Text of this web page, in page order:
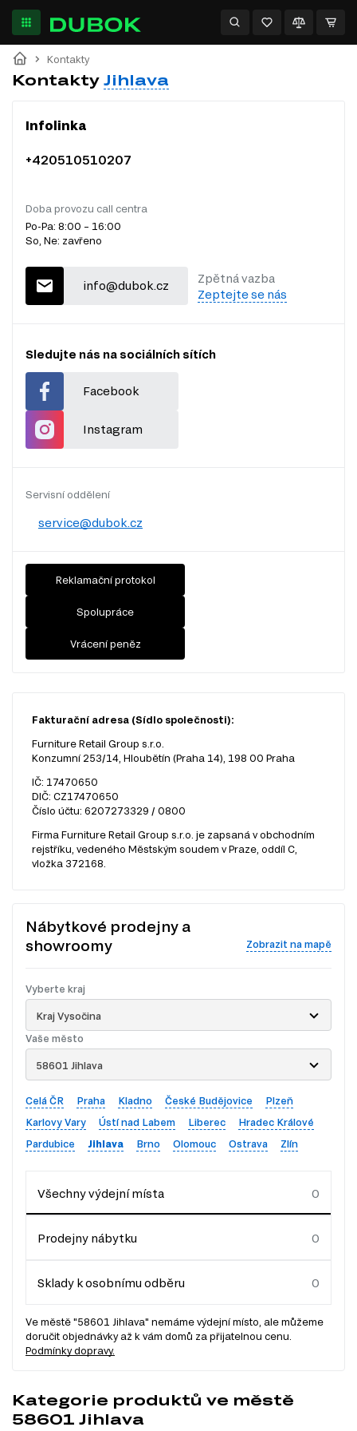
Kontakty
Kontakty Jihlava
Infolinka
+420510510207
Doba provozu call centra
Po-Pa: 8:00 – 16:00
So, Ne: zavřeno
info@dubok.cz
Zpětná vazba
Zeptejte se nás
Sledujte nás na sociálních sítích
Facebook
Instagram
Servisní oddělení
service@dubok.cz
Reklamační protokol
Spolupráce
Vrácení peněz
Fakturační adresa (Sídlo společnosti):
Furniture Retail Group s.r.o.
Konzumní 253/14, Hloubětín (Praha 14), 198 00 Praha
IČ: 17470650
DIČ: CZ17470650
Číslo účtu: 6207273329 / 0800
Firma Furniture Retail Group s.r.o. je zapsaná v obchodním
rejstříku, vedeného Městským soudem v Praze, oddíl C,
vložka 372168.
Nábytkové prodejny a
showroomy
Zobrazit na mapě
Vyberte kraj
Kraj Vysočina
Vaše město
58601 Jihlava
Celá ČR Praha Kladno České Budějovice
Plzeň
Karlovy Vary
Ústí nad Labem Liberec
Hradec Králové
Pardubice
Jihlava Brno Olomouc Ostrava Zlín
Všechny výdejní místa
Prodejny nábytku
Sklady k osobnímu odběru
Ve městě "58601 Jihlava" nemáme výdejní místo, ale můžeme
doručit objednávky až k vám domů za přijatelnou cenu.
Podmínky dopravy.
Kategorie produktů ve městě
58601 Jihlava